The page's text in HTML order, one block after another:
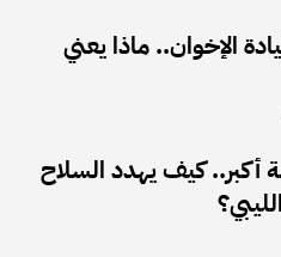
الإخوان.. ماذا يعني
أكبر.. كيف يهدد السلاح